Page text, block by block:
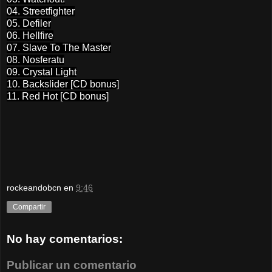
04. Streetfighter
05. Defiler
06. Hellfire
07. Slave To The Master
08. Nosferatu
09. Crystal Light
10. Backslider [CD bonus]
11. Red Hot [CD bonus]
rockeandobcn en 9:46
Compartir
No hay comentarios:
Publicar un comentario